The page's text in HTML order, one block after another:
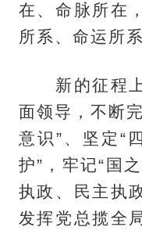
在、命脉所在
所系、命运所系
新的征程上
面领导，不断
意识”、坚定“
护”，牢记“国
执政、民主执
发挥党总揽全